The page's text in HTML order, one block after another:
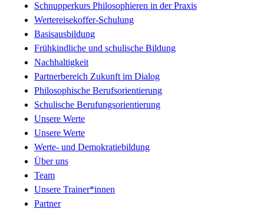
Schnupperkurs Philosophieren in der Praxis
Wertereisekoffer-Schulung
Basisausbildung
Frühkindliche und schulische Bildung
Nachhaltigkeit
Partnerbereich Zukunft im Dialog
Philosophische Berufsorientierung
Schulische Berufungsorientierung
Unsere Werte
Unsere Werte
Werte- und Demokratiebildung
Über uns
Team
Unsere Trainer*innen
Partner